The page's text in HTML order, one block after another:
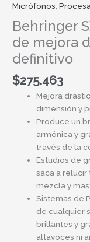
Micrófonos,
Behringer
de mejora
definitivo
$275.463
Mejora
dimensión y
Produce un
armónica y
través de la
Estudios de
saca a
mezcla y
Sistemas de
de cualquier
brillantes y
altavoces ni
cantidad